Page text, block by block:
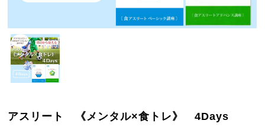
アスリート 《メンタル×食トレ》 4Days